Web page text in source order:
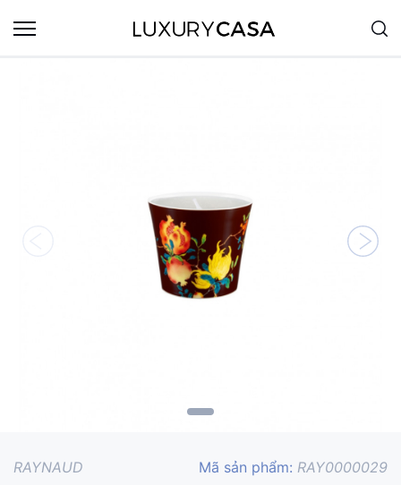
RAYNAUD Mã sản phẩm: RAY0000029